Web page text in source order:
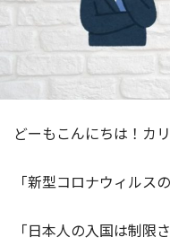
どーもこんにちは！カリ
「新型コロナウィルス
「日本人の入国は制限